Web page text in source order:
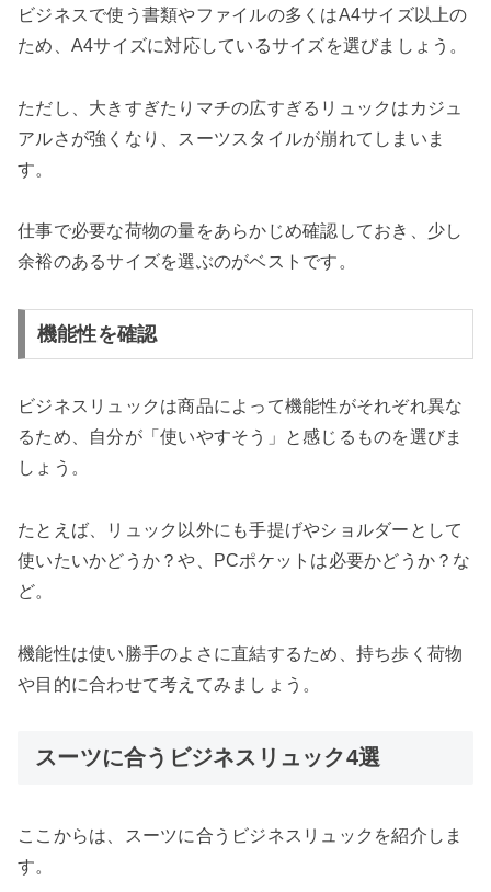
ビジネスで使う書類やファイルの多くはA4サイズ以上の
ため、A4サイズに対応しているサイズを選びましょう。
ただし、大きすぎたりマチの広すぎるリュックはカジュ
アルさが強くなり、スーツスタイルが崩れてしまいま
す。
仕事で必要な荷物の量をあらかじめ確認しておき、少し
余裕のあるサイズを選ぶのがベストです。
機能性を確認
ビジネスリュックは商品によって機能性がそれぞれ異な
るため、自分が「使いやすそう」と感じるものを選びま
しょう。
たとえば、リュック以外にも手提げやショルダーとして
使いたいかどうか？や、PCポケットは必要かどうか？な
ど。
機能性は使い勝手のよさに直結するため、持ち歩く荷物
や目的に合わせて考えてみましょう。
スーツに合うビジネスリュック4選
ここからは、スーツに合うビジネスリュックを紹介しま
す。